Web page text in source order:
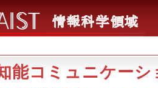
能コミュニケーシ